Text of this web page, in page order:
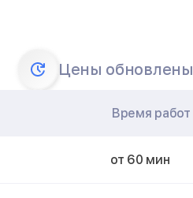
Цены обновлены
Время работ
от 60 мин